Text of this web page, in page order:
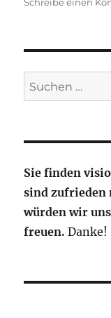
Schreibe einen
Suche
nach:
Sie finden
sind zufrieden
würden wir
freuen. Danke!